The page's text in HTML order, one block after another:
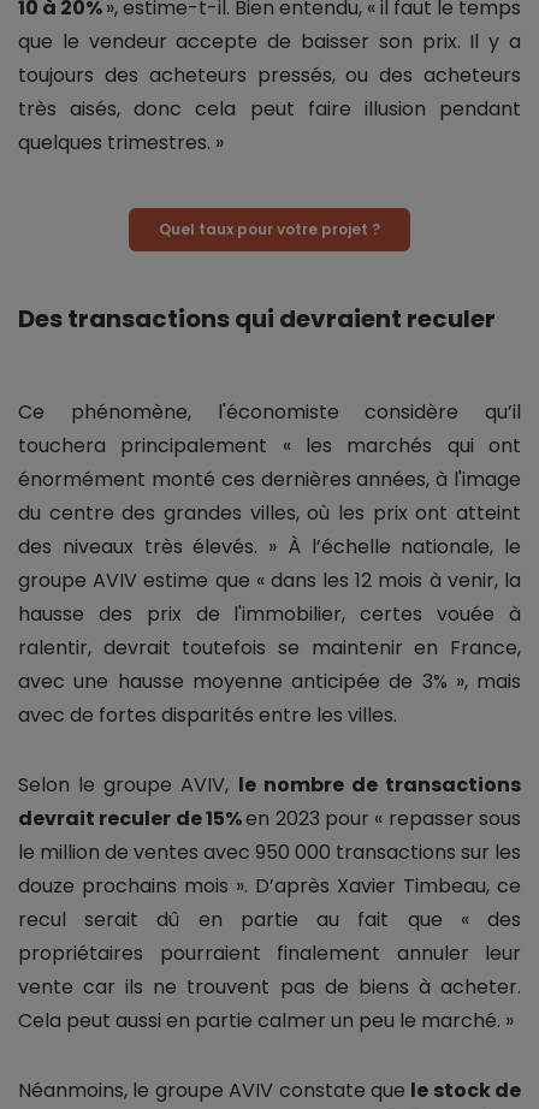
10 à 20%», estime-t-il. Bien entendu, « il faut le temps
que le vendeur accepte de baisser son prix. Il y a
toujours des acheteurs pressés, ou des acheteurs
très aisés, donc cela peut faire illusion pendant
quelques trimestres. »
Quel taux pour votre projet ?
Des transactions qui devraient reculer
Ce phénomène, l'économiste considère qu’il
touchera principalement « les marchés qui ont
énormément monté ces dernières années, à l'image
du centre des grandes villes, où les prix ont atteint
des niveaux très élevés. » À l’échelle nationale, le
groupe AVIV estime que « dans les 12 mois à venir, la
hausse des prix de l'immobilier, certes vouée à
ralentir, devrait toutefois se maintenir en France,
avec une hausse moyenne anticipée de 3% », mais
avec de fortes disparités entre les villes.
Selon le groupe AVIV, le nombre de transactions
devrait reculer de 15%en 2023 pour « repasser sous
le million de ventes avec 950 000 transactions sur les
douze prochains mois ». D’après Xavier Timbeau, ce
recul serait dû en partie au fait que « des
propriétaires pourraient finalement annuler leur
vente car ils ne trouvent pas de biens à acheter.
Cela peut aussi en partie calmer un peu le marché. »
Néanmoins, le groupe AVIV constate que le stock de